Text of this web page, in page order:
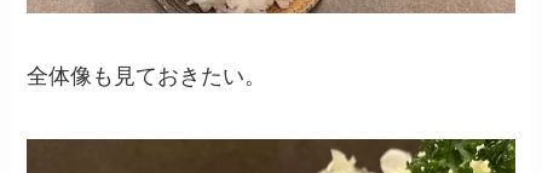
全体像も見ておきたい。